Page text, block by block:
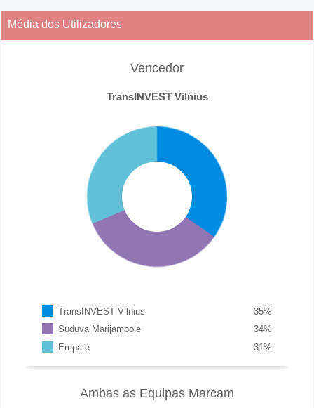
Média dos Utilizadores
Vencedor
TransINVEST Vilnius
TransINVEST Vilnius %
35
Suduva Marijampole
%
34
Empate
%
31
Ambas as Equipas Marcam